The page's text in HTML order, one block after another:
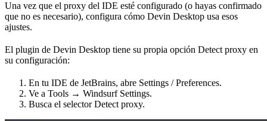
Una vez que el proxy del IDE esté configurado (o hayas confirmado
que no es necesario), configura cómo Devin Desktop usa esos
ajustes.
El plugin de Devin Desktop tiene su propia opción Detect proxy en
su configuración:
En tu IDE de JetBrains, abre Settings / Preferences.
Ve a Tools → Windsurf Settings.
Busca el selector Detect proxy.